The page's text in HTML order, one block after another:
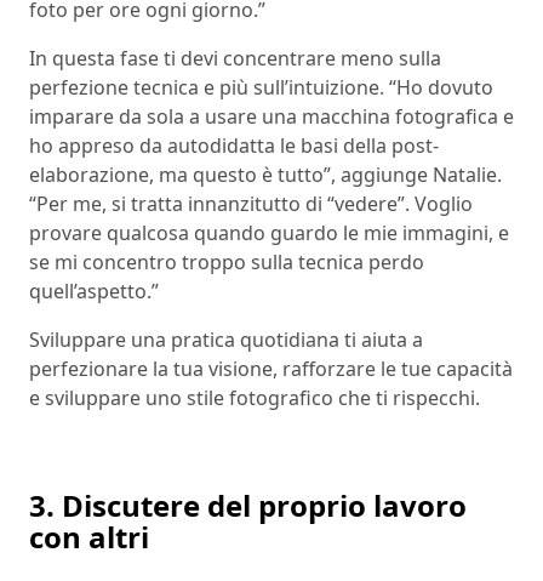
foto per ore ogni giorno.”
In questa fase ti devi concentrare meno sulla
perfezione tecnica e più sull’intuizione. “Ho dovuto
imparare da sola a usare una macchina fotografica e
ho appreso da autodidatta le basi della post-
elaborazione, ma questo è tutto”, aggiunge Natalie.
“Per me, si tratta innanzitutto di “vedere”. Voglio
provare qualcosa quando guardo le mie immagini, e
se mi concentro troppo sulla tecnica perdo
quell’aspetto.”
Sviluppare una pratica quotidiana ti aiuta a
perfezionare la tua visione, rafforzare le tue capacità
e sviluppare uno stile fotografico che ti rispecchi.
3. Discutere del proprio lavoro
con altri